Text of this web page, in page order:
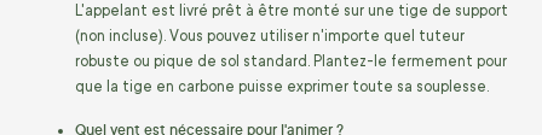
L'appelant est livré prêt à être monté sur une tige de support
(non incluse). Vous pouvez utiliser n'importe quel tuteur
robuste ou pique de sol standard. Plantez-le fermement pour
que la tige en carbone puisse exprimer toute sa souplesse.
Quel vent est nécessaire pour l'animer ?